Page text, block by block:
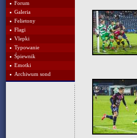
Forum
Galeria
Felietony
Flagi
Vlepki
Typowanie
Śpiewnik
Emotki
Archiwum sond